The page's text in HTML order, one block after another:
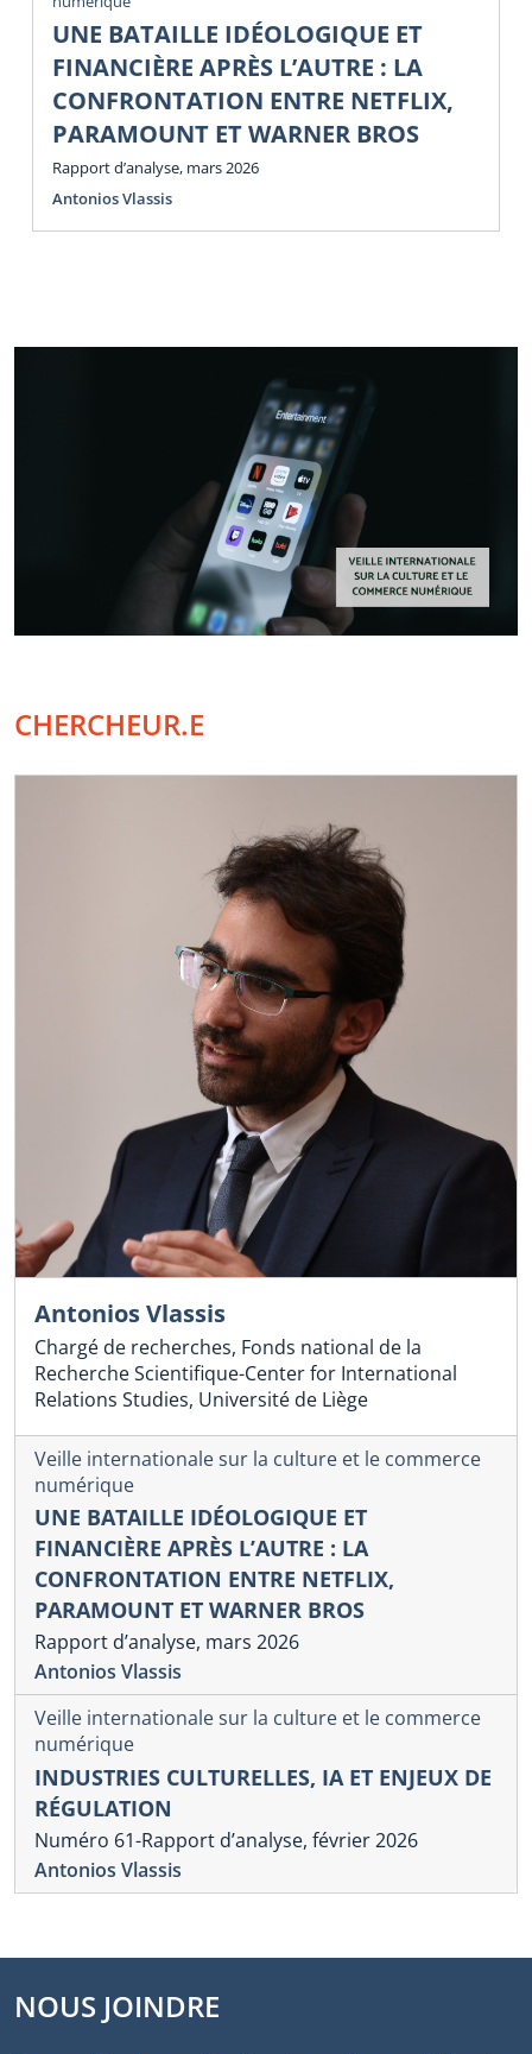
UNE BATAILLE IDÉOLOGIQUE ET
FINANCIÈRE APRÈS L’AUTRE : LA
CONFRONTATION ENTRE NETFLIX,
PARAMOUNT ET WARNER BROS
Rapport d’analyse, mars 2026
Antonios Vlassis
CHERCHEUR.E
Antonios Vlassis
Chargé de recherches, Fonds national de la
Recherche Scientifique-Center for International
Relations Studies, Université de Liège
Veille internationale sur la culture et le commerce
numérique
UNE BATAILLE IDÉOLOGIQUE ET
FINANCIÈRE APRÈS L’AUTRE : LA
CONFRONTATION ENTRE NETFLIX,
PARAMOUNT ET WARNER BROS
Rapport d’analyse, mars 2026
Antonios Vlassis
Veille internationale sur la culture et le commerce
numérique
INDUSTRIES CULTURELLES, IA ET ENJEUX DE
RÉGULATION
Numéro 61-Rapport d’analyse, février 2026
Antonios Vlassis
NOUS JOINDRE